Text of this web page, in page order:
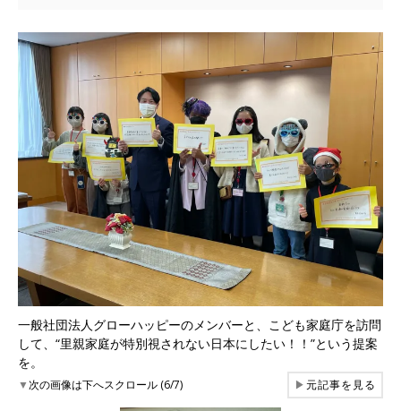
一般社団法人グローハッピーのメンバーと、こども家庭庁を訪問
して、“里親家庭が特別視されない日本にしたい！！”という提案
を。
▼次の画像は下へスクロール (6/7) ▶元記事を見る